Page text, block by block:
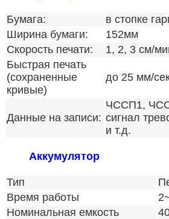
Бумага:
в стопке
Ширина бумаги:
152мм
Скорость печати:
1, 2, 3 см/
Быстрая печать
(сохраненные
кривые)
до 25 мм/
Данные на записи:
ЧССП1,
сигнал
и т.д.
Аккумулятор
Тип
Время работы
Номинальная емкость